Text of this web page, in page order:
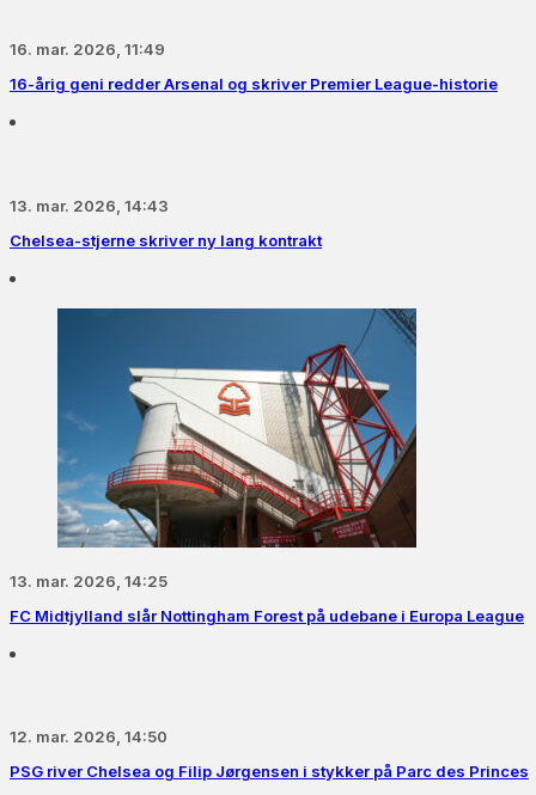
16. mar. 2026, 11:49
16-årig geni redder Arsenal og skriver Premier League-historie
13. mar. 2026, 14:43
Chelsea-stjerne skriver ny lang kontrakt
13. mar. 2026, 14:25
FC Midtjylland slår Nottingham Forest på udebane i Europa League
12. mar. 2026, 14:50
PSG river Chelsea og Filip Jørgensen i stykker på Parc des Princes